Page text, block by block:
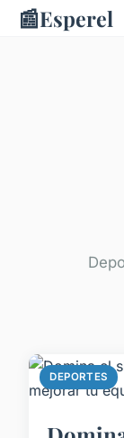
📰Esperel
DEPORTES